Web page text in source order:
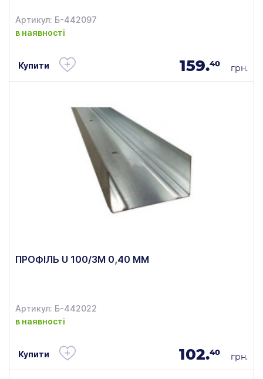
Артикул: Б-442097
в наявності
Купити 159.40 грн.
ПРОФІЛЬ U 100/3М 0,40 ММ
Артикул: Б-442022
в наявності
Купити 102.40 грн.